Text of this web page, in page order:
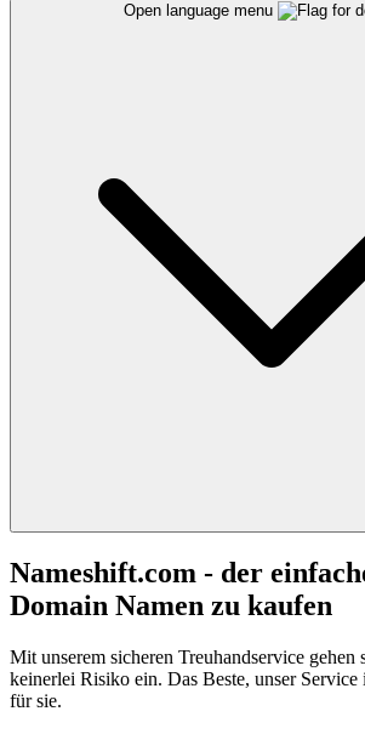
Open language menu
Nameshift.com - der
Domain Namen zu kaufen
Mit unserem sicheren Treuhandservice gehen
keinerlei Risiko ein. Das Beste, unser Service
für sie.